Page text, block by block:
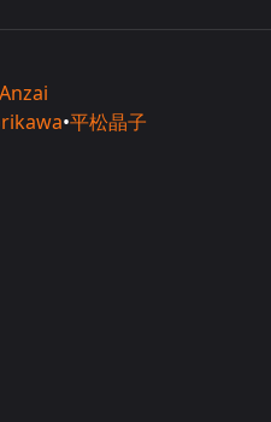
un OAV (Original
animé et le produit
pour les shōnen à succès
comme
animée à des
; Source : AniList, 2004).
bien installé dans le
•平松晶子